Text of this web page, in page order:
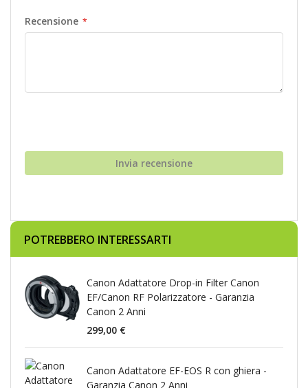
Recensione
Invia recensione
POTREBBERO INTERESSARTI
Canon Adattatore Drop-in Filter Canon
EF/Canon RF Polarizzatore - Garanzia
Canon 2 Anni
299,00 €
Canon Adattatore EF-EOS R con ghiera -
Garanzia Canon 2 Anni